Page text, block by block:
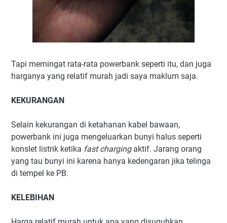
Tapi memingat rata-rata powerbank seperti itu, dan juga
harganya yang relatif murah jadi saya maklum saja.
KEKURANGAN
Selain kekurangan di ketahanan kabel bawaan,
powerbank ini juga mengeluarkan bunyi halus seperti
konslet listrik ketika fast chargingaktif. Jarang orang
yang tau bunyi ini karena hanya kedengaran jika telinga
di tempel ke PB.
KELEBIHAN